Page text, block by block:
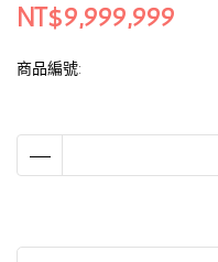
NT$9,999,999
商品編號: